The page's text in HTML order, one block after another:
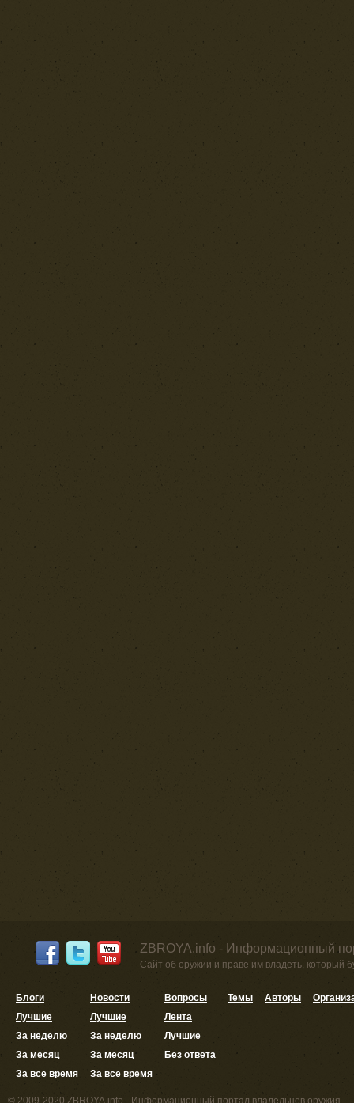
ZBROYA.info - Информационный
Сайт об оружии и праве им владеть, который
Блоги
Лучшие
За неделю
За месяц
За все время
Новости
Лучшие
За неделю
За месяц
За все время
Вопросы
Лента
Лучшие
Без ответа
Темы Авторы
© 2009-2020 ZBROYA.info - Информационный портал владельцев оружия.